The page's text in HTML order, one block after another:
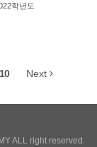
학년도
10 Next
ALL right reserved.